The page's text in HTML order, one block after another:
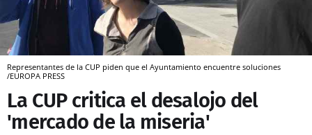
Representantes de la CUP piden que el Ayuntamiento encuentre soluciones
/EUROPA PRESS
La CUP critica el desalojo del
'mercado de la miseria'